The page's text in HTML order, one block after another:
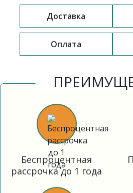
Доставка
Оплата
Беспроцентная
рассрочка до 1 года